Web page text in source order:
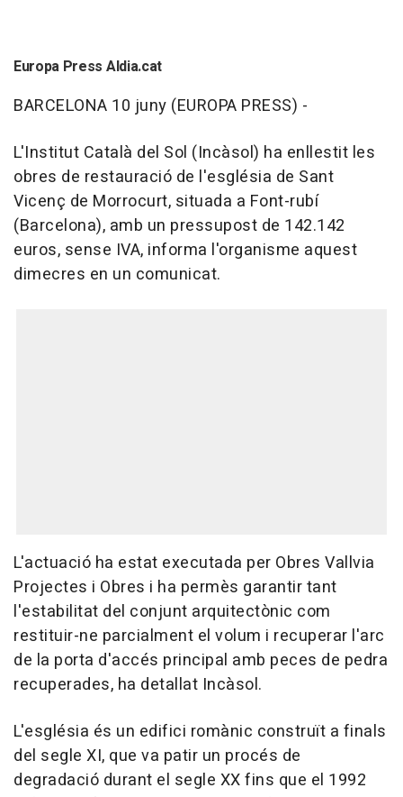
Europa Press Aldia.cat
BARCELONA 10 juny (EUROPA PRESS) -
L'Institut Català del Sol (Incàsol) ha enllestit les
obres de restauració de l'església de Sant
Vicenç de Morrocurt, situada a Font-rubí
(Barcelona), amb un pressupost de 142.142
euros, sense IVA, informa l'organisme aquest
dimecres en un comunicat.
L'actuació ha estat executada per Obres Vallvia
Projectes i Obres i ha permès garantir tant
l'estabilitat del conjunt arquitectònic com
restituir-ne parcialment el volum i recuperar l'arc
de la porta d'accés principal amb peces de pedra
recuperades, ha detallat Incàsol.
L'església és un edifici romànic construït a finals
del segle XI, que va patir un procés de
degradació durant el segle XX fins que el 1992